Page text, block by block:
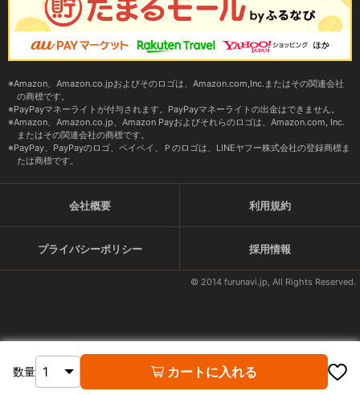
数量 カートに入れる
Amazon、Amazon.co.jpおよびそのロゴは、Amazon.com,Inc.またはその関連会社
の商標です。
PayPayマネーライトが付与されます。PayPayマネーライトの出金はできません。
Amazon、Amazon.co.jp、Amazon Payおよびそれらのロゴは、Amazon.com, Inc.
またはその関連会社の商標です。
PayPay、PayPayのロゴ、ペイペイ、Ｐのロゴは、LINEヤフー株式会社の登録商標ま
たは商標です。
会社概要 利用規約
プライバシーポリシー 採用情報
© 2014 furunavi.jp, All Rights Reserved.